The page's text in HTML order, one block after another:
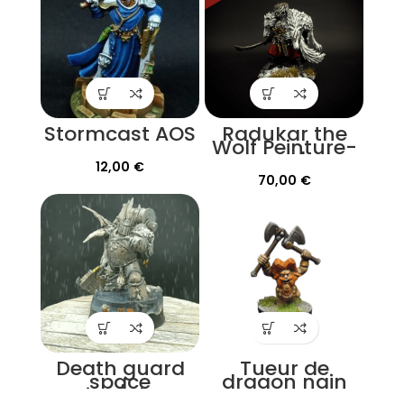
Stormcast AOS
12,00 €
Radukar the
Wolf Peinture-
Pro |
Warhammer
Cursed city
70,00 €
Death guard
space
marine/plague
Tueur de
dragon nain